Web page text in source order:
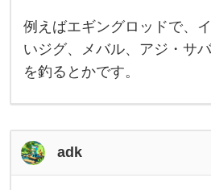
ガ
多
い
の
で
、
他
釣
も
出
来
る
例えばエギングロッドで、
いジグ、メバル、アジ・サ
を釣るとかです。
adk